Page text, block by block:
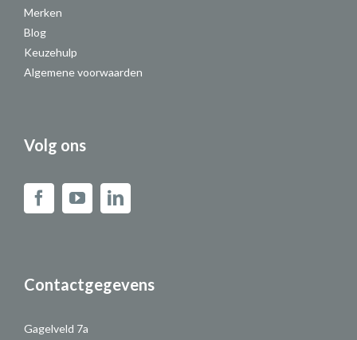
Merken
Blog
Keuzehulp
Algemene voorwaarden
Volg ons
Contactgegevens
Gagelveld 7a